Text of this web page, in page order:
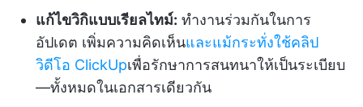
แก้ไขวิกิแบบเรียลไทม์: ทำงานร่วมกันในการ
อัปเดต เพิ่มความคิดเห็นและแม้กระทั่งใช้คลิป
วิดีโอ ClickUpเพื่อรักษาการสนทนาให้เป็นระเบียบ
—ทั้งหมดในเอกสารเดียวกัน